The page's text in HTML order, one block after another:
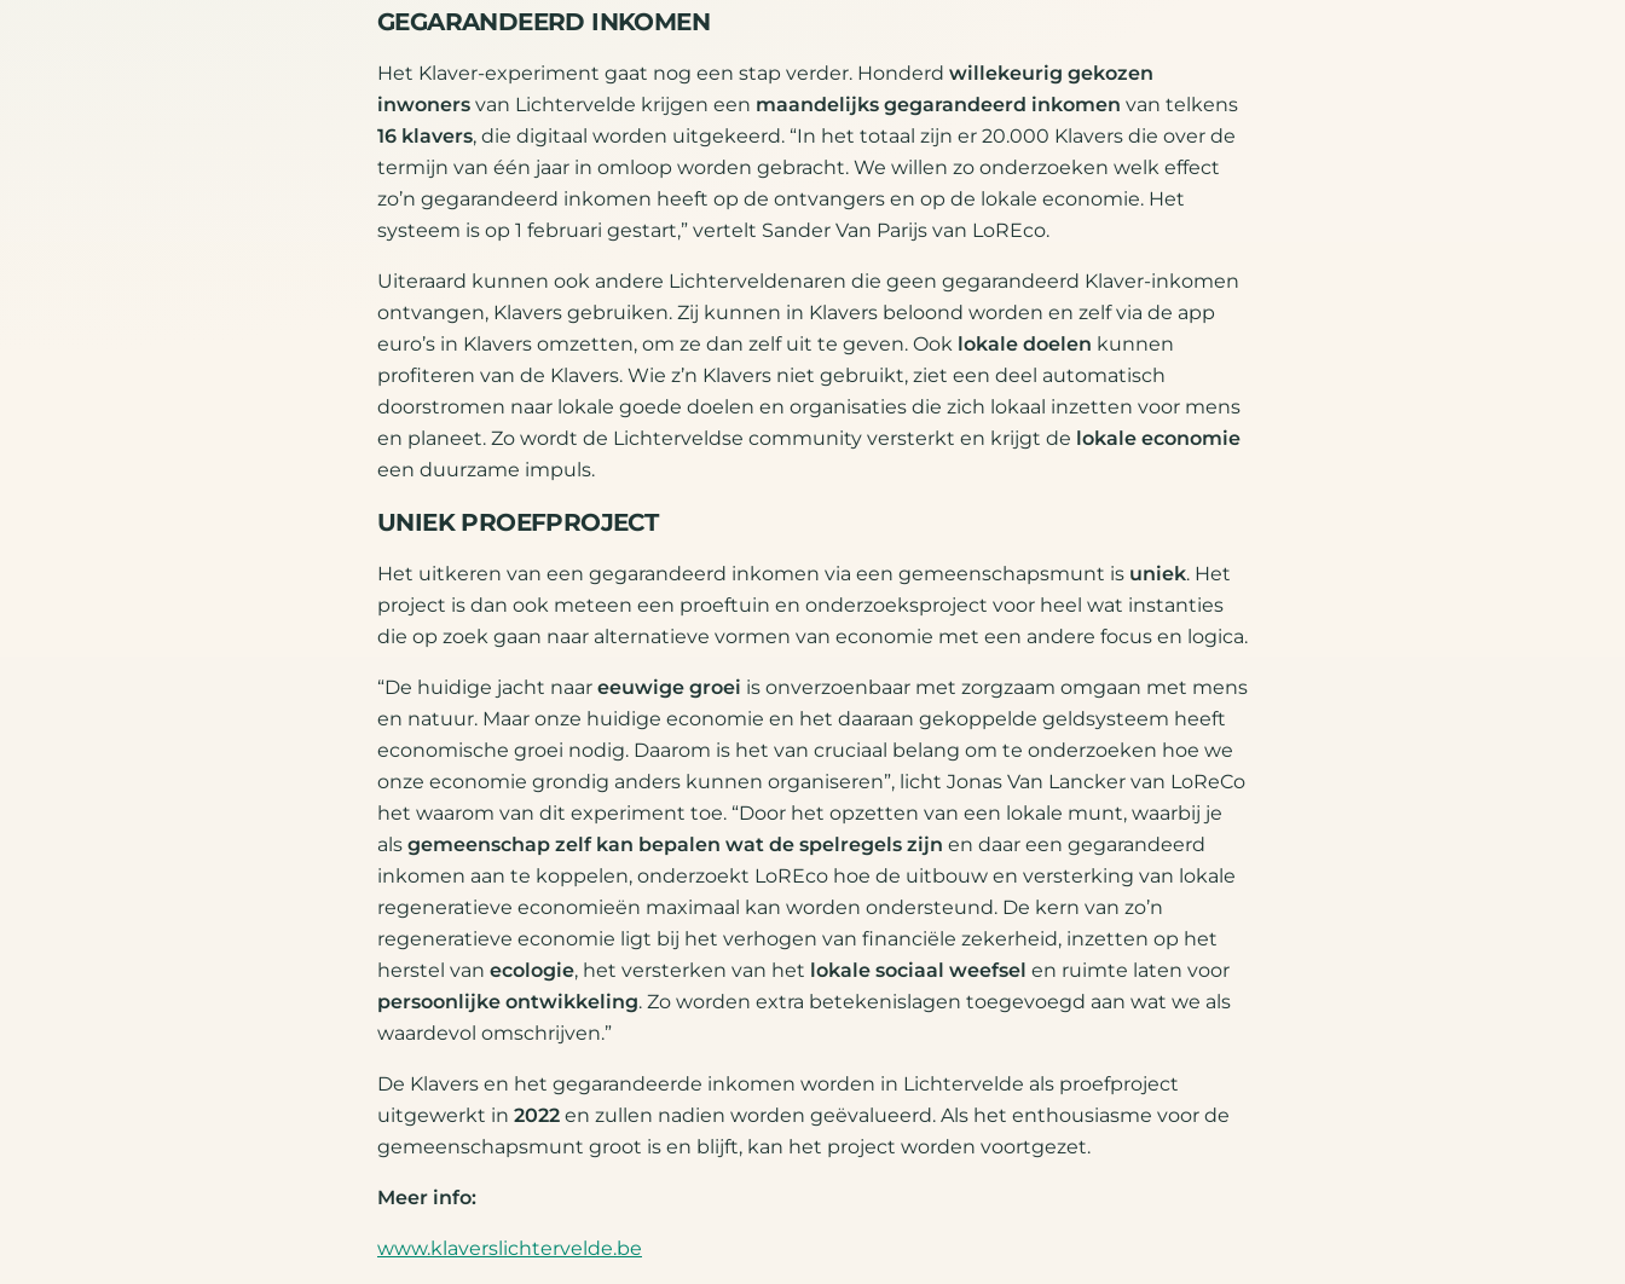
GEGARANDEERD INKOMEN
Het Klaver-experiment gaat nog een stap verder. Honderd willekeurig gekozen
inwoners van Lichtervelde krijgen een maandelijks gegarandeerd inkomen van telkens
16 klavers, die digitaal worden uitgekeerd. “In het totaal zijn er 20.000 Klavers die over de
termijn van één jaar in omloop worden gebracht. We willen zo onderzoeken welk effect
zo’n gegarandeerd inkomen heeft op de ontvangers en op de lokale economie. Het
systeem is op 1 februari gestart,” vertelt Sander Van Parijs van LoREco.
Uiteraard kunnen ook andere Lichterveldenaren die geen gegarandeerd Klaver-inkomen
ontvangen, Klavers gebruiken. Zij kunnen in Klavers beloond worden en zelf via de app
euro’s in Klavers omzetten, om ze dan zelf uit te geven. Ook lokale doelen kunnen
profiteren van de Klavers. Wie z’n Klavers niet gebruikt, ziet een deel automatisch
doorstromen naar lokale goede doelen en organisaties die zich lokaal inzetten voor mens
en planeet. Zo wordt de Lichterveldse community versterkt en krijgt de lokale economie
een duurzame impuls.
UNIEK PROEFPROJECT
Het uitkeren van een gegarandeerd inkomen via een gemeenschapsmunt is uniek. Het
project is dan ook meteen een proeftuin en onderzoeksproject voor heel wat instanties
die op zoek gaan naar alternatieve vormen van economie met een andere focus en logica.
“De huidige jacht naar eeuwige groei is onverzoenbaar met zorgzaam omgaan met mens
en natuur. Maar onze huidige economie en het daaraan gekoppelde geldsysteem heeft
economische groei nodig. Daarom is het van cruciaal belang om te onderzoeken hoe we
onze economie grondig anders kunnen organiseren”, licht Jonas Van Lancker van LoReCo
het waarom van dit experiment toe. “Door het opzetten van een lokale munt, waarbij je
als gemeenschap zelf kan bepalen wat de spelregels zijn en daar een gegarandeerd
inkomen aan te koppelen, onderzoekt LoREco hoe de uitbouw en versterking van lokale
regeneratieve economieën maximaal kan worden ondersteund. De kern van zo’n
regeneratieve economie ligt bij het verhogen van financiële zekerheid, inzetten op het
herstel van ecologie, het versterken van het lokale sociaal weefsel en ruimte laten voor
persoonlijke ontwikkeling. Zo worden extra betekenislagen toegevoegd aan wat we als
waardevol omschrijven.”
De Klavers en het gegarandeerde inkomen worden in Lichtervelde als proefproject
uitgewerkt in 2022 en zullen nadien worden geëvalueerd. Als het enthousiasme voor de
gemeenschapsmunt groot is en blijft, kan het project worden voortgezet.
Meer info:
www.klaverslichtervelde.be